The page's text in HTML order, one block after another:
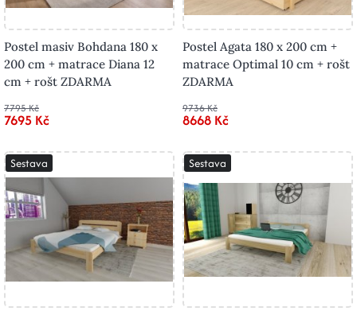
Postel masiv Bohdana 180 x
200 cm + matrace Diana 12
cm + rošt ZDARMA
7795 Kč
7695 Kč
Postel Agata 180 x 200 cm +
matrace Optimal 10 cm + rošt
ZDARMA
9736 Kč
8668 Kč
Sestava Sestava